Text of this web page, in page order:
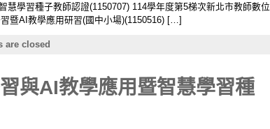
學習種子教師認證(1150707) 114學年度第5梯次新北市教師數位
暨AI教學應用研習(國中小場)(1150516) […]
are closed
與AI教學應用暨智慧學習種